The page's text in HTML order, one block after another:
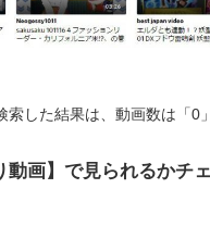
索した結果は、動画数は「0
動画】で見られるかチ